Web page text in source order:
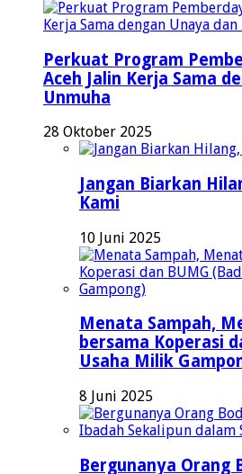
Perkuat Program
Aceh Jalin Kerja Sama
Unmuha
28 Oktober 2025
Jangan Biarkan
Kami
10 Juni 2025
Menata Sampah,
bersama Koperasi
Usaha Milik
8 Juni 2025
Bergunanya Orang